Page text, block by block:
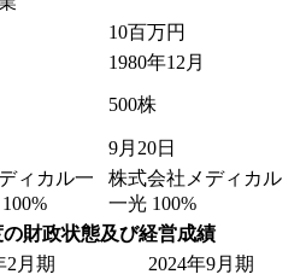
10百万円
1980年12月
500株
9月20日
ィカル一
株式会社メディカル
一光 100%
財政状態及び経営成績
2月期
2024年9月期